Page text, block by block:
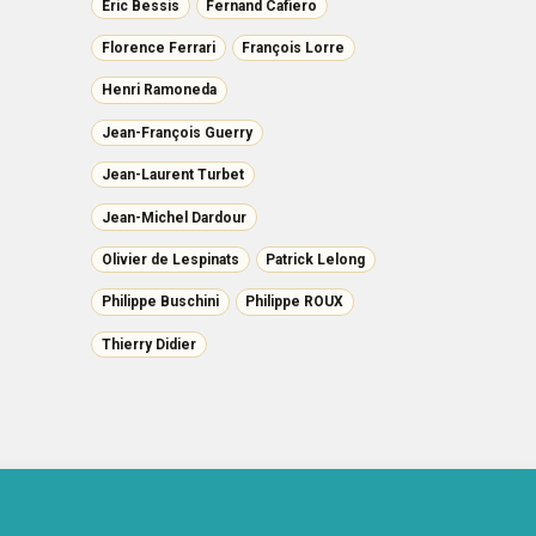
Eric Bessis Fernand Cafiero
Florence Ferrari François Lorre
Henri Ramoneda
Jean-François Guerry
Jean-Laurent Turbet
Jean-Michel Dardour
Olivier de Lespinats Patrick Lelong
Philippe Buschini Philippe ROUX
Thierry Didier